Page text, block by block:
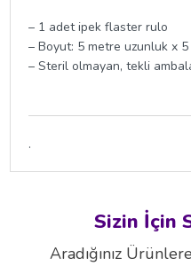
– 1 adet ipek flaster rulo
– Boyut: 5 metre uzunluk x
– Steril olmayan, tekli
.
Sizin İçin
Aradığınız